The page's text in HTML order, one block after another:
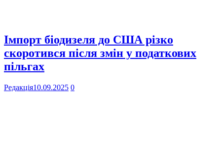
Імпорт біодизеля до США різко
скоротився після змін у податкових
пільгах
Редакція10.09.2025 0